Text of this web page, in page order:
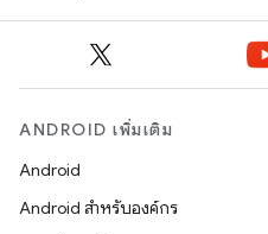
ANDROID เพิ่มเติม
Android
Android สำหรับองค์กร